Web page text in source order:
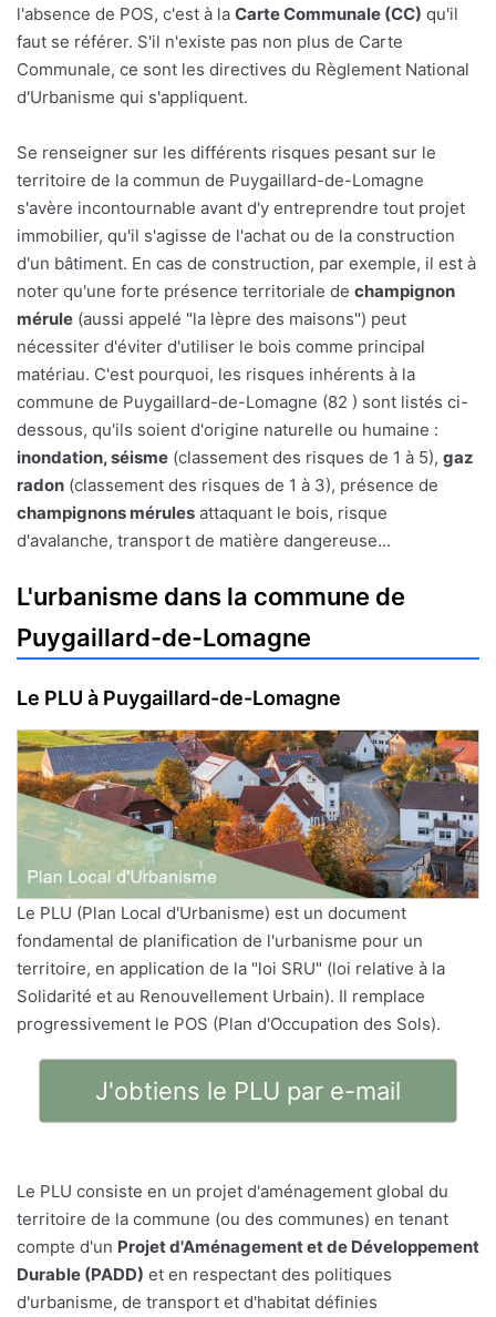
l'absence de POS, c'est à la Carte Communale (CC) qu'il
faut se référer. S'il n'existe pas non plus de Carte
Communale, ce sont les directives du Règlement National
d'Urbanisme qui s'appliquent.
Se renseigner sur les différents risques pesant sur le
territoire de la commun de Puygaillard-de-Lomagne
s'avère incontournable avant d'y entreprendre tout projet
immobilier, qu'il s'agisse de l'achat ou de la construction
d'un bâtiment. En cas de construction, par exemple, il est à
noter qu'une forte présence territoriale de champignon
mérule (aussi appelé "la lèpre des maisons") peut
nécessiter d'éviter d'utiliser le bois comme principal
matériau. C'est pourquoi, les risques inhérents à la
commune de Puygaillard-de-Lomagne (82 ) sont listés ci-
dessous, qu'ils soient d'origine naturelle ou humaine :
inondation, séisme (classement des risques de 1 à 5), gaz
radon (classement des risques de 1 à 3), présence de
champignons mérules attaquant le bois, risque
d'avalanche, transport de matière dangereuse...
L'urbanisme dans la commune de
Puygaillard-de-Lomagne
Le PLU à Puygaillard-de-Lomagne
Le PLU (Plan Local d'Urbanisme) est un document
fondamental de planification de l'urbanisme pour un
territoire, en application de la "loi SRU" (loi relative à la
Solidarité et au Renouvellement Urbain). Il remplace
progressivement le POS (Plan d'Occupation des Sols).
J'obtiens le PLU par e-mail
Le PLU consiste en un projet d'aménagement global du
territoire de la commune (ou des communes) en tenant
compte d'un Projet d'Aménagement et de Développement
Durable (PADD) et en respectant des politiques
d'urbanisme, de transport et d'habitat définies